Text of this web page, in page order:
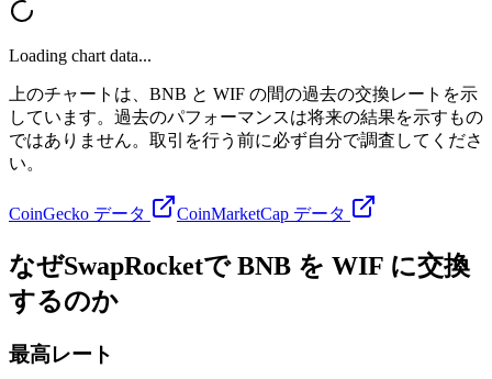
Loading chart data...
上のチャートは、BNB と WIF の間の過去の交換レートを示
しています。過去のパフォーマンスは将来の結果を示すもの
ではありません。取引を行う前に必ず自分で調査してくださ
い。
CoinGecko データ CoinMarketCap データ
なぜSwapRocketで BNB を WIF に交換
するのか
最高レート